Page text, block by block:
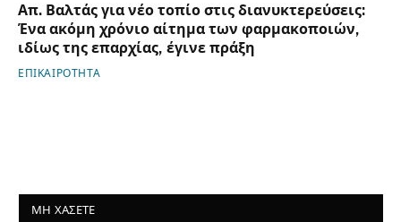
Απ. Βαλτάς για νέο τοπίο στις διανυκτερεύσεις:
Ένα ακόμη χρόνιο αίτημα των φαρμακοποιών,
ιδίως της επαρχίας, έγινε πράξη
ΕΠΙΚΑΙΡΟΤΗΤΑ
ΜΗ ΧΑΣΕΤΕ